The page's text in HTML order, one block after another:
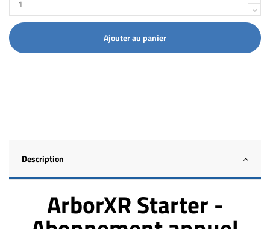
Ajouter au panier
Description
ArborXR Starter -